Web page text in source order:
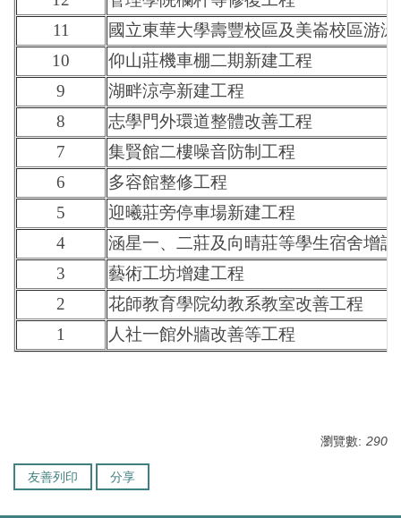
11
國立東華大學壽豐校區及美崙校區游
10
仰山莊機車棚二期新建工程
9
湖畔涼亭新建工程
8
志學門外環道整體改善工程
7
集賢館二樓噪音防制工程
6
多容館整修工程
5
迎曦莊旁停車場新建工程
4
涵星一、二莊及向晴莊等學生宿舍增
3
藝術工坊增建工程
2
花師教育學院幼教系教室改善工程
1
人社一館外牆改善等工程
瀏覽數: 290
友善列印 分享